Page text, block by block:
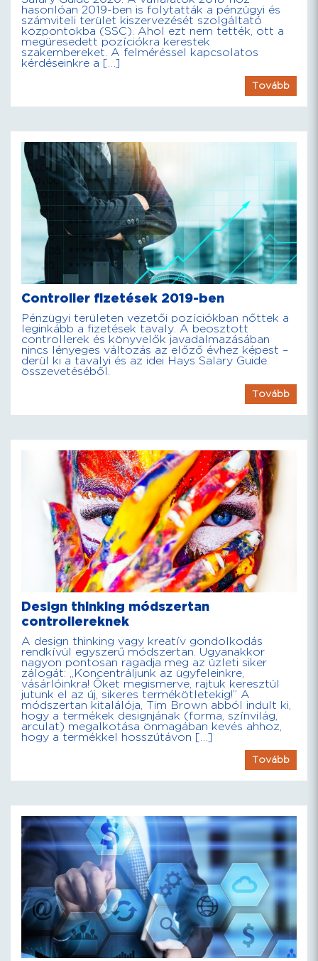
hasonlóan 2019-ben is folytatták a pénzügyi és
számviteli terület kiszervezését szolgáltató
központokba (SSC). Ahol ezt nem tették, ott a
megüresedett pozíciókra kerestek
szakembereket. A felméréssel kapcsolatos
kérdéseinkre a […]
Tovább
Controller fizetések 2019-ben
Pénzügyi területen vezetői pozíciókban nőttek a
leginkább a fizetések tavaly. A beosztott
controllerek és könyvelők javadalmazásában
nincs lényeges változás az előző évhez képest –
derül ki a tavalyi és az idei Hays Salary Guide
összevetéséből.
Tovább
Design thinking módszertan
controllereknek
A design thinking vagy kreatív gondolkodás
rendkívül egyszerű módszertan. Ugyanakkor
nagyon pontosan ragadja meg az üzleti siker
zálogát: „Koncentráljunk az ügyfeleinkre,
vásárlóinkra! Őket megismerve, rajtuk keresztül
jutunk el az új, sikeres termékötletekig!” A
módszertan kitalálója, Tim Brown abból indult ki,
hogy a termékek designjának (forma, színvilág,
arculat) megalkotása önmagában kevés ahhoz,
hogy a termékkel hosszútávon […]
Tovább